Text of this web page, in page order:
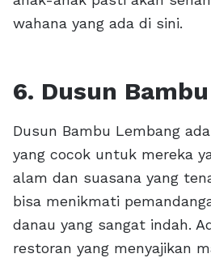
wahana yang ada di sini.
6. Dusun
Dusun Bambu Lembang
yang cocok untuk mereka
alam dan suasana yang
bisa menikmati
danau yang sangat indah.
restoran yang menyajikan